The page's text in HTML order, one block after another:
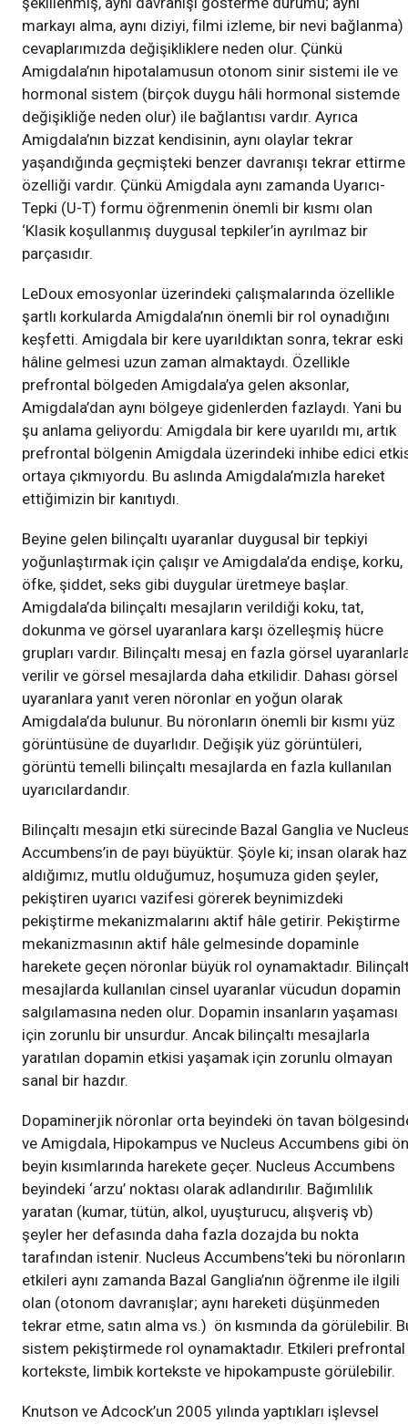
markayı alma, aynı diziyi, filmi izleme, bir nevi bağlanma)
cevaplarımızda değişikliklere neden olur. Çünkü
Amigdala’nın hipotalamusun otonom sinir sistemi ile ve
hormonal sistem (birçok duygu hâli hormonal sistemde
değişikliğe neden olur) ile bağlantısı vardır. Ayrıca
Amigdala’nın bizzat kendisinin, aynı olaylar tekrar
yaşandığında geçmişteki benzer davranışı tekrar ettirme
özelliği vardır. Çünkü Amigdala aynı zamanda Uyarıcı-
Tepki (U-T) formu öğrenmenin önemli bir kısmı olan
‘Klasik koşullanmış duygusal tepkiler’in ayrılmaz bir
parçasıdır.
LeDoux emosyonlar üzerindeki çalışmalarında özellikle
şartlı korkularda Amigdala’nın önemli bir rol oynadığını
keşfetti. Amigdala bir kere uyarıldıktan sonra, tekrar eski
hâline gelmesi uzun zaman almaktaydı. Özellikle
prefrontal bölgeden Amigdala’ya gelen aksonlar,
Amigdala’dan aynı bölgeye gidenlerden fazlaydı. Yani bu
şu anlama geliyordu: Amigdala bir kere uyarıldı mı, artık
prefrontal bölgenin Amigdala üzerindeki inhibe edici
ortaya çıkmıyordu. Bu aslında Amigdala’mızla hareket
ettiğimizin bir kanıtıydı.
Beyine gelen bilinçaltı uyaranlar duygusal bir tepkiyi
yoğunlaştırmak için çalışır ve Amigdala’da endişe, korku,
öfke, şiddet, seks gibi duygular üretmeye başlar.
Amigdala’da bilinçaltı mesajların verildiği koku, tat,
dokunma ve görsel uyaranlara karşı özelleşmiş hücre
grupları vardır. Bilinçaltı mesaj en fazla görsel
verilir ve görsel mesajlarda daha etkilidir. Dahası görsel
uyaranlara yanıt veren nöronlar en yoğun olarak
Amigdala’da bulunur. Bu nöronların önemli bir kısmı yüz
görüntüsüne de duyarlıdır. Değişik yüz görüntüleri,
görüntü temelli bilinçaltı mesajlarda en fazla kullanılan
uyarıcılardandır.
Bilinçaltı mesajın etki sürecinde Bazal Ganglia ve
Accumbens’in de payı büyüktür. Şöyle ki; insan olarak haz
aldığımız, mutlu olduğumuz, hoşumuza giden şeyler,
pekiştiren uyarıcı vazifesi görerek beynimizdeki
pekiştirme mekanizmalarını aktif hâle getirir. Pekiştirme
mekanizmasının aktif hâle gelmesinde dopaminle
harekete geçen nöronlar büyük rol oynamaktadır.
mesajlarda kullanılan cinsel uyaranlar vücudun dopamin
salgılamasına neden olur. Dopamin insanların yaşaması
için zorunlu bir unsurdur. Ancak bilinçaltı mesajlarla
yaratılan dopamin etkisi yaşamak için zorunlu olmayan
sanal bir hazdır.
Dopaminerjik nöronlar orta beyindeki ön tavan
ve Amigdala, Hipokampus ve Nucleus Accumbens gibi ön
beyin kısımlarında harekete geçer. Nucleus Accumbens
beyindeki ‘arzu’ noktası olarak adlandırılır. Bağımlılık
yaratan (kumar, tütün, alkol, uyuşturucu, alışveriş vb)
şeyler her defasında daha fazla dozajda bu nokta
tarafından istenir. Nucleus Accumbens’teki bu nöronların
etkileri aynı zamanda Bazal Ganglia’nın öğrenme ile ilgili
olan (otonom davranışlar; aynı hareketi düşünmeden
tekrar etme, satın alma vs.) ön kısmında da görülebilir.
sistem pekiştirmede rol oynamaktadır. Etkileri prefrontal
kortekste, limbik kortekste ve hipokampuste görülebilir.
Knutson ve Adcock’un 2005 yılında yaptıkları işlevsel